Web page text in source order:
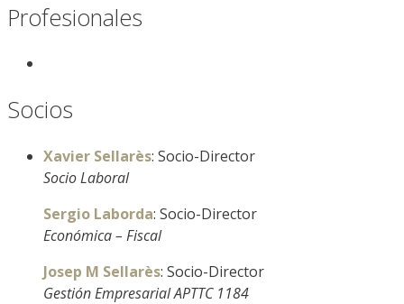
Profesionales
Socios
Xavier Sellarès: Socio-Director
Socio Laboral
Sergio Laborda: Socio-Director
Económica – Fiscal
Josep M Sellarès: Socio-Director
Gestión Empresarial APTTC 1184